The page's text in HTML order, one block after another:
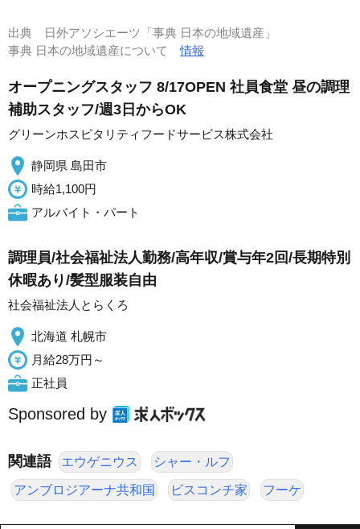
出典
日外アソシエーツ「事典 日本の地域遺産」
事典 日本の地域遺産について情報
オープニングスタッフ 8/17OPEN 社員食堂 昼の調理
補助スタッフ/週3日からOK
グリーンホスピタリティフードサービス株式会社
静岡県 島田市
時給1,100円
アルバイト・パート
調理員/社会福祉法人勤務/高年収/賞与年2回/長期特別
休暇あり/髪型服装自由
社会福祉法人とらくろ
北海道 札幌市
月給28万円～
正社員
Sponsored by
関連語 エウゲニウス シャー・ルフ
アンブロジアーナ共和国 ビスコンチ家 フーケ